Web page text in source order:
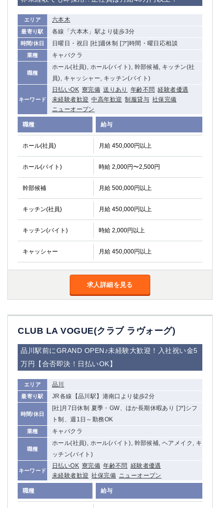
エリア 六本木
最寄り駅 各線「六本木」駅より徒歩3分
時間/休日 日曜日・祝日 [社]週休制 [ア]時間・曜日応相談
業種 キャバクラ
職種
ホール(社員), ホール(バイト), 幹部候補, キッチン(社
員), キャッシャー, キッチン(バイト)
キーワード
日払いOK 寮完備 送りあり 年齢不問 経験者優遇
未経験者歓迎 中高年歓迎 制服貸与 社保完備
ニューオープン
職種 給与
ホール(社員) 月給 450,000円以上
ホール(バイト) 時給 2,000円〜2,500円
幹部候補 月給 500,000円以上
キッチン(社員) 月給 450,000円以上
キッチン(バイト) 時給 2,000円以上
キャッシャー 月給 450,000円以上
求人詳細を見る
CLUB LA VOGUE(クラブ ラヴォーグ)
品川駅前にGRAND OPEN♪未経験大歓迎！入社祝い金5
万円【合否即決！日払いOK】
エリア 品川
最寄り駅 JR各線【品川駅】港南口より徒歩2分
時間/休日
[社]月7日休制 夏季・GW、ほか長期休暇あり [ア]シフ
ト制、週1日～勤務OK
業種 キャバクラ
職種
ホール(社員), ホール(バイト), 幹部候補, ヘアメイク, キ
ッチン(バイト)
キーワード
日払いOK 寮完備 年齢不問 経験者優遇
未経験者歓迎 社保完備 ニューオープン
職種 給与